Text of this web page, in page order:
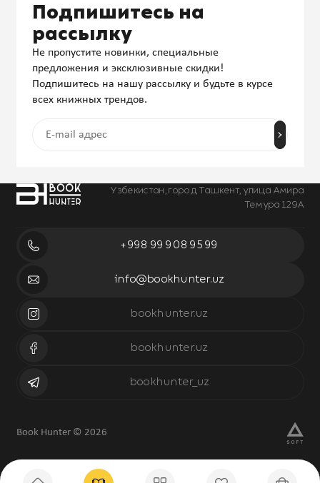
Узбекистан, город Ташкент, улица Амира
Темура 129А
+998 99 908 95 99
info@bookhunter.uz
bookhunter.uz
bookhunter.uz
bookhunter_uz
Подпишитесь на
рассылку
Не пропустите новинки, специальные
предложения и эксклюзивные скидки!
Подпишитесь на нашу рассылку и будьте в курсе
всех книжных трендов.
Book Hunter © 2026